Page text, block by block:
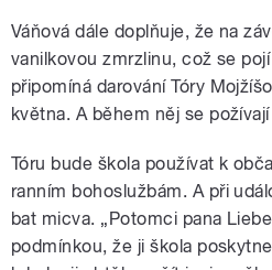
Váňová dále doplňuje, že na
vanilkovou zmrzlinu, což se
připomíná darování Tóry
května. A během něj se
Tóru bude škola používat k
ranním bohoslužbám. A při
bat micva. „Potomci pana
podmínkou, že ji škola